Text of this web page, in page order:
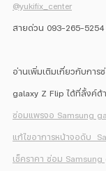
@yukifix_center
สายด่วน 093-265-
อ่านเพิ่มเติมเกี่ยวกับการ
galaxy Z Flip ได้ที่ลิ้งค์ด้
ซ่อมแพรจอ Samsung
แก้ไขอาการหน้าจอดับ
เช็คราคา ซ่อม